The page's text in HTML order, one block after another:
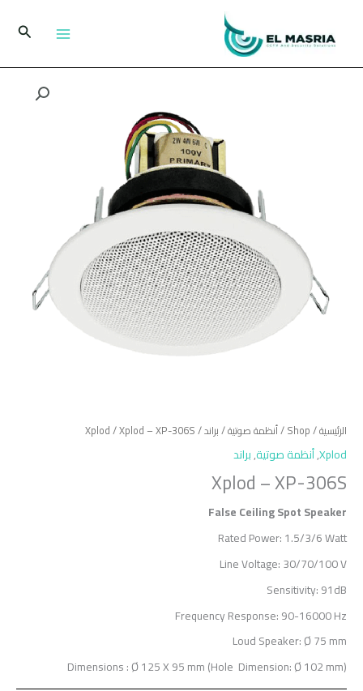
المحتوى
البحث
الرئيسية/
Shop
/أنظمة صوتية/براند/
Xplod/ Xplod – XP-306S
Xplod
,أنظمة صوتية,براند
Xplod – XP-306S
False Ceiling Spot Speaker
Rated Power: 1.5/3/6 Watt
Line Voltage: 30/70/100 V
Sensitivity: 91dB
Frequency Response: 90-16000 Hz
Loud Speaker: Ø 75 mm
Dimensions : Ø 125 X 95 mm (Hole Dimension: Ø 102 mm)